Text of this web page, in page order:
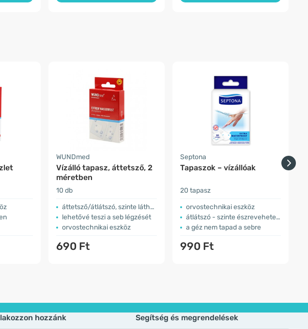
WUNDmed
Vízálló tapasz, áttetsző, 2
méretben
10 db
áttetsző/átlátszó, szinte láthatatlan
lehetővé teszi a seb légzését
orvostechnikai eszköz
690 Ft
Septona
Tapaszok – vízállóak
20 tapasz
orvostechnikai eszköz
átlátszó - szinte észrevehetetlen
a géz nem tapad a sebre
990 Ft
hozzánk Segítség és megrendelések